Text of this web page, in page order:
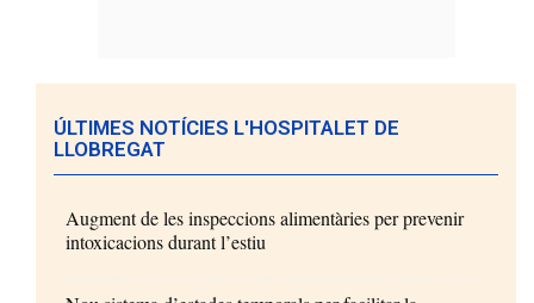
ÚLTIMES NOTÍCIES L'HOSPITALET DE
LLOBREGAT
Augment de les inspeccions alimentàries per prevenir
intoxicacions durant l’estiu